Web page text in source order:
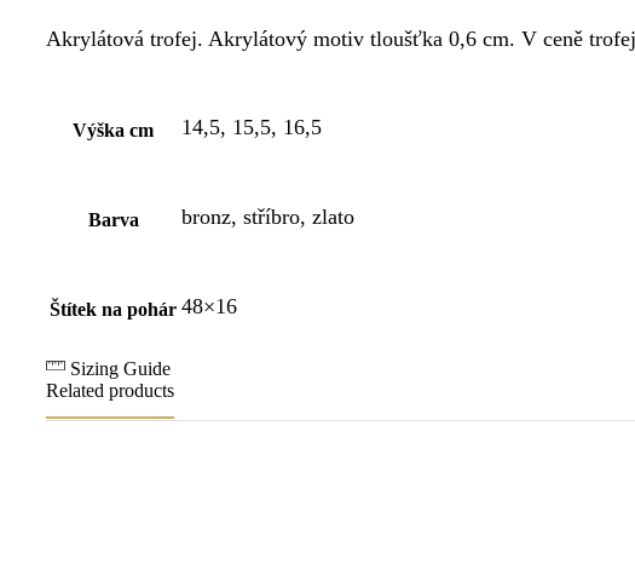
Akrylátová trofej. Akrylátový motiv tloušťka 0,6 cm. V ceně
Výška cm 14,5, 15,5, 16,5
Barva bronz, stříbro, zlato
Štítek na pohár 48×16
Sizing Guide
Related products